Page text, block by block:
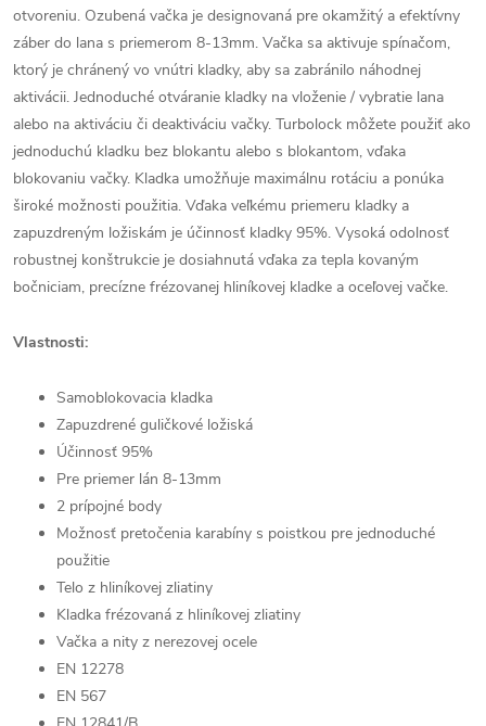
otvoreniu. Ozubená vačka je designovaná pre okamžitý a efektívny
záber do lana s priemerom 8-13mm. Vačka sa aktivuje spínačom,
ktorý je chránený vo vnútri kladky, aby sa zabránilo náhodnej
aktivácii. Jednoduché otváranie kladky na vloženie / vybratie lana
alebo na aktiváciu či deaktiváciu vačky. Turbolock môžete použiť ako
jednoduchú kladku bez blokantu alebo s blokantom, vďaka
blokovaniu vačky. Kladka umožňuje maximálnu rotáciu a ponúka
široké možnosti použitia. Vďaka veľkému priemeru kladky a
zapuzdreným ložiskám je účinnosť kladky 95%. Vysoká odolnosť
robustnej konštrukcie je dosiahnutá vďaka za tepla kovaným
bočniciam, precízne frézovanej hliníkovej kladke a oceľovej vačke.
Vlastnosti:
Samoblokovacia kladka
Zapuzdrené guličkové ložiská
Účinnosť 95%
Pre priemer lán 8-13mm
2 prípojné body
Možnosť pretočenia karabíny s poistkou pre jednoduché
použitie
Telo z hliníkovej zliatiny
Kladka frézovaná z hliníkovej zliatiny
Vačka a nity z nerezovej ocele
EN 12278
EN 567